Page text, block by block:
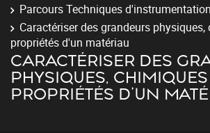
Parcours Techniques d'instrumentation
Caractériser des grandeurs
propriétés d'un matériau
CARACTÉRISER DES
PHYSIQUES, CHIMIQUES
PROPRIÉTÉS D'UN